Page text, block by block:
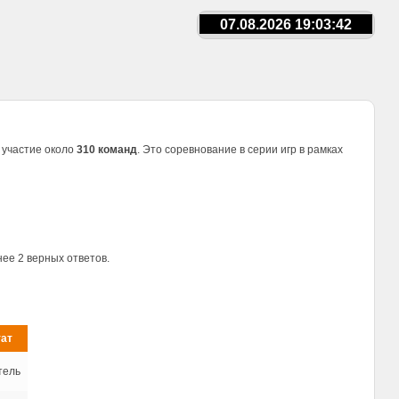
07.08.2026 19:03:42
около 310 команд. Это соревнование в серии игр в рамках
2 верных ответов.